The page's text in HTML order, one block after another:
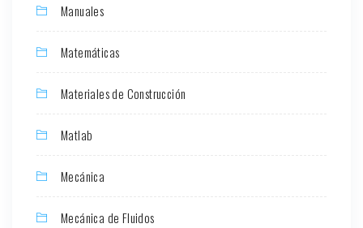
Manuales
Matemáticas
Materiales de Construcción
Matlab
Mecánica
Mecánica de Fluidos